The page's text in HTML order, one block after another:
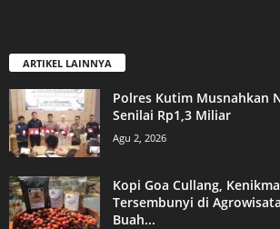
ARTIKEL LAINNYA
Polres Kutim Musnahkan
Senilai Rp1,3 Miliar
Agu 2, 2026
Kopi Goa Cullang,
Tersembunyi di
Buah...